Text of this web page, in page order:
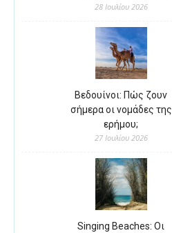
28 Ιουλίου 2026
Βεδουίνοι: Πώς ζουν
σήμερα οι νομάδες της
ερήμου;
27 Ιουλίου 2026
Singing Beaches: Οι